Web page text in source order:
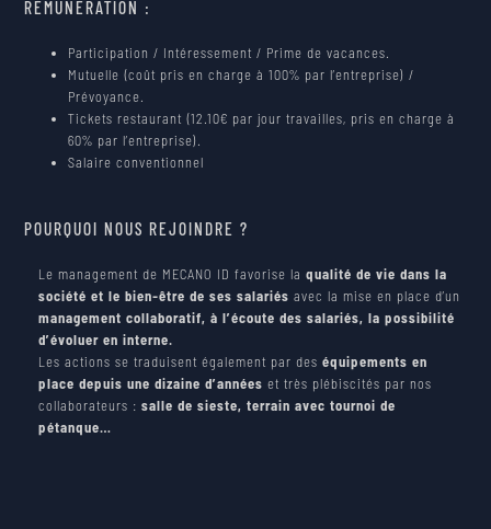
RÉMUNÉRATION :
Participation / Intéressement / Prime de vacances.
Mutuelle (coût pris en charge à 100% par l’entreprise) /
Prévoyance.
Tickets restaurant (12.10€ par jour travailles, pris en charge à
60% par l’entreprise).
Salaire conventionnel
POURQUOI NOUS REJOINDRE ?
Le management de MECANO ID favorise laqualité de vie dans la
société et le bien-être de ses salariés avec la mise en place d’un
management collaboratif, à l’écoute des salariés, la possibilité
d’évoluer en interne.
Les actions se traduisent également par deséquipements en
place depuis une dizaine d’années et très plébiscités par nos
collaborateurs :salle de sieste, terrain avec tournoi de
pétanque…